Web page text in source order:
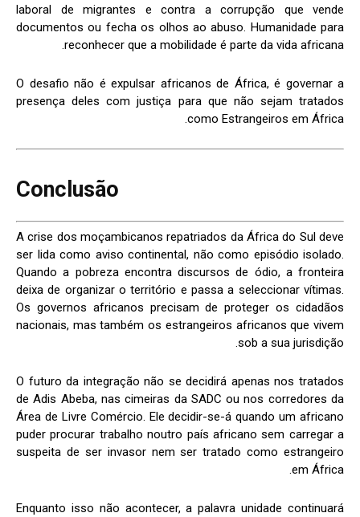
laboral de migrantes e contra a corrupção que vende
documentos ou fecha os olhos ao abuso. Humanidade para
reconhecer que a mobilidade é parte da vida africana.
O desafio não é expulsar africanos de África, é governar a
presença deles com justiça para que não sejam tratados
como Estrangeiros em África.
Conclusão
A crise dos moçambicanos repatriados da África do Sul deve
ser lida como aviso continental, não como episódio isolado.
Quando a pobreza encontra discursos de ódio, a fronteira
deixa de organizar o território e passa a seleccionar vítimas.
Os governos africanos precisam de proteger os cidadãos
nacionais, mas também os estrangeiros africanos que vivem
sob a sua jurisdição.
O futuro da integração não se decidirá apenas nos tratados
de Adis Abeba, nas cimeiras da SADC ou nos corredores da
Área de Livre Comércio. Ele decidir-se-á quando um africano
puder procurar trabalho noutro país africano sem carregar a
suspeita de ser invasor nem ser tratado como estrangeiro
em África.
Enquanto isso não acontecer, a palavra unidade continuará